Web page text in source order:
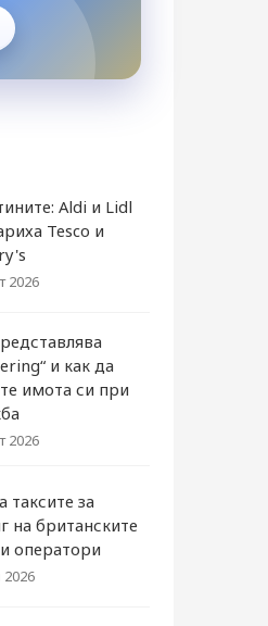
Aldi и Lidl
Tesco и
2026
и как да
имота си при
2026
таксите за
на британските
оператори